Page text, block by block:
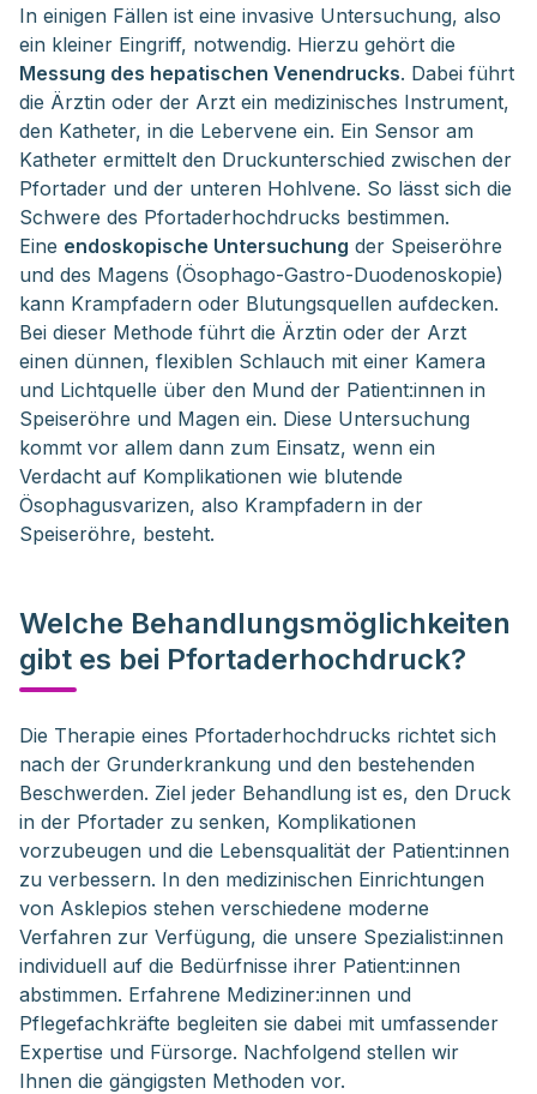
In einigen Fällen ist eine invasive Untersuchung, also
ein kleiner Eingriff, notwendig. Hierzu gehört die
Messung des hepatischen Venendrucks. Dabei führt
die Ärztin oder der Arzt ein medizinisches Instrument,
den Katheter, in die Lebervene ein. Ein Sensor am
Katheter ermittelt den Druckunterschied zwischen der
Pfortader und der unteren Hohlvene. So lässt sich die
Schwere des Pfortaderhochdrucks bestimmen.
Eine endoskopische Untersuchung der Speiseröhre
und des Magens (Ösophago-Gastro-Duodenoskopie)
kann Krampfadern oder Blutungsquellen aufdecken.
Bei dieser Methode führt die Ärztin oder der Arzt
einen dünnen, flexiblen Schlauch mit einer Kamera
und Lichtquelle über den Mund der Patient:innen in
Speiseröhre und Magen ein. Diese Untersuchung
kommt vor allem dann zum Einsatz, wenn ein
Verdacht auf Komplikationen wie blutende
Ösophagusvarizen, also Krampfadern in der
Speiseröhre, besteht.
Welche Behandlungsmöglichkeiten
gibt es bei Pfortaderhochdruck?
Die Therapie eines Pfortaderhochdrucks richtet sich
nach der Grunderkrankung und den bestehenden
Beschwerden. Ziel jeder Behandlung ist es, den Druck
in der Pfortader zu senken, Komplikationen
vorzubeugen und die Lebensqualität der Patient:innen
zu verbessern. In den medizinischen Einrichtungen
von Asklepios stehen verschiedene moderne
Verfahren zur Verfügung, die unsere Spezialist:innen
individuell auf die Bedürfnisse ihrer Patient:innen
abstimmen. Erfahrene Mediziner:innen und
Pflegefachkräfte begleiten sie dabei mit umfassender
Expertise und Fürsorge. Nachfolgend stellen wir
Ihnen die gängigsten Methoden vor.